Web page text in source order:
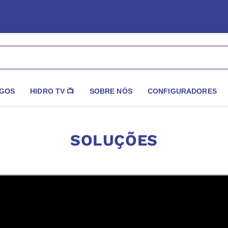
HIDRO TV 📺 SOBRE NÓS CONFIGURADORES
SOLUÇÕES